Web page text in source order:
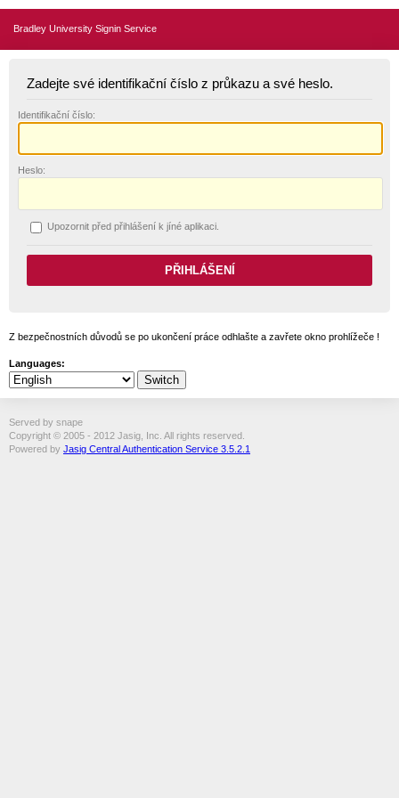
Bradley University Signin Service
Zadejte své identifikační číslo z průkazu a své heslo.
Identifikační číslo:
Heslo:
Upozornit před přihlášení k jíné aplikaci.
Z bezpečnostních důvodů se po ukončení práce odhlašte a zavřete okno prohlížeče !
Languages:
Served by snape
Copyright © 2005 - 2012 Jasig, Inc. All rights reserved.
Powered by Jasig Central Authentication Service 3.5.2.1